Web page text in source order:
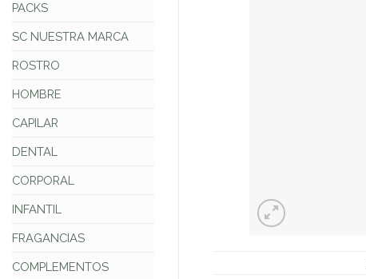
PACKS
SC NUESTRA MARCA
ROSTRO
HOMBRE
CAPILAR
DENTAL
CORPORAL
INFANTIL
FRAGANCIAS
COMPLEMENTOS